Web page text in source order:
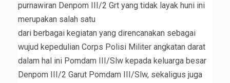
purnawiran Denpom III/2 Grt yang tidak layak huni ini
merupakan salah satu
dari berbagai kegiatan yang direncanakan sebagai
wujud kepedulian Corps Polisi Militer angkatan darat
dalam hal ini Pomdam III/Slw kepada keluarga besar
Denpom III/2 Garut Pomdam III/Slw, sekaligus juga